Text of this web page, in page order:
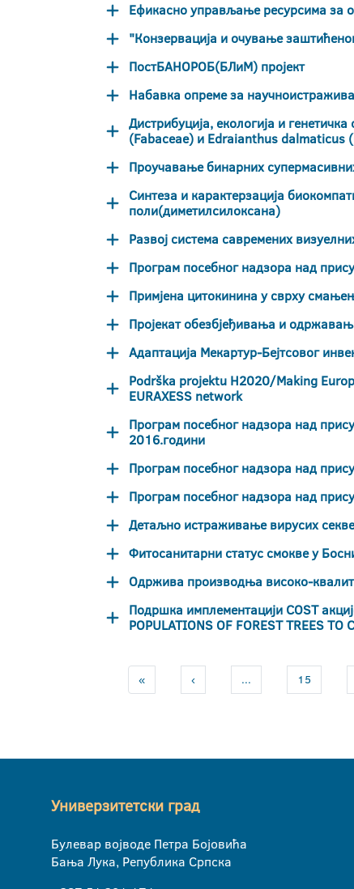
Ефикасно управљање ресурсима за
"Конзервација и очување
ПостБАНОРОБ(БЛиМ) пројект
Набавка опреме за
Дистрибуција, екологија и
(Fabaceae) и Edraianthus dalmaticus
Проучавање бинарних
Синтеза и карактерзација
поли(диметилсилоксана)
Развој система савремених
Програм посебног надзора над
Примјена цитокинина у сврху
Пројекат обезбјеђивања и
Адаптација Мекартур-Бејтсовог
Podrška projektu H2020/Making
EURAXESS network
Програм посебног надзора над
2016.години
Програм посебног надзора над
Програм посебног надзора над
Детаљно истраживање вирусих
Фитосанитарни статус смокве у
Одржива производња високо-
Подршка имплементацији COST
POPULATIONS OF FOREST TREES TO
« ‹ ... 15
Универзитетски град
Булевар војводе Петра Бојовића
Бања Лука, Република Српска